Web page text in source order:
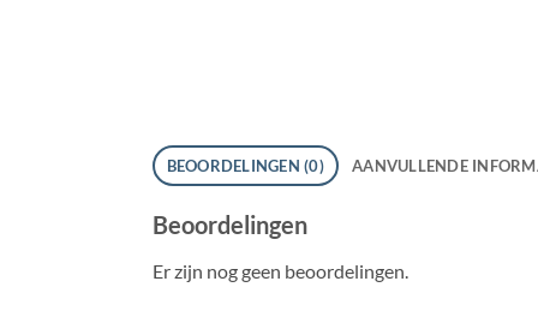
BEOORDELINGEN (0) AANVULLENDE
Beoordelingen
Er zijn nog geen beoordelingen.